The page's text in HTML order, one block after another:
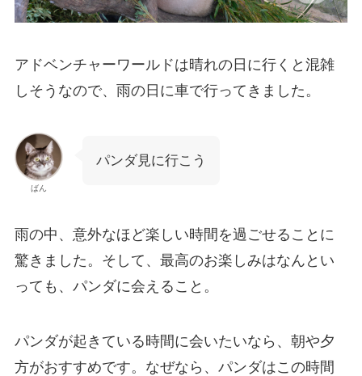
アドベンチャーワールドは晴れの日に行くと混雑
しそうなので、雨の日に車で行ってきました。
ばん
パンダ見に行こう
雨の中、意外なほど楽しい時間を過ごせることに
驚きました。そして、最高のお楽しみはなんとい
っても、パンダに会えること。
パンダが起きている時間に会いたいなら、朝や夕
方がおすすめです。なぜなら、パンダはこの時間